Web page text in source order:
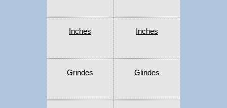
Inches Inches
Grindes Glindes